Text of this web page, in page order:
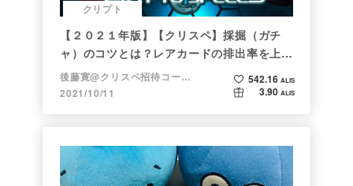
クリプト
【２０２１年版】【クリスペ】採掘（ガチ
ャ）のコツとは？レアカードの排出率を上げ
る方法【初心者向け】
後藤寛@クリスペ招待コード→LHiH
2021/10/11
542.16 ALIS
3.90 ALIS